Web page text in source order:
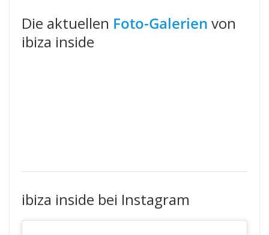
Die aktuellen Foto-Galerien von
ibiza inside
ibiza inside bei Instagram